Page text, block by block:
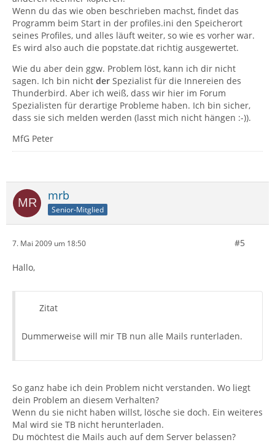
Wenn du das wie oben beschrieben machst, findet das
Programm beim Start in der profiles.ini den Speicherort
seines Profiles, und alles läuft weiter, so wie es vorher war.
Es wird also auch die popstate.dat richtig ausgewertet.
Wie du aber dein ggw. Problem löst, kann ich dir nicht
sagen. Ich bin nicht der Spezialist für die Innereien des
Thunderbird. Aber ich weiß, dass wir hier im Forum
Spezialisten für derartige Probleme haben. Ich bin sicher,
dass sie sich melden werden (lasst mich nicht hängen :-)).
MfG Peter
mrb
Senior-Mitglied
7. Mai 2009 um 18:50 #5
Hallo,
Zitat
Dummerweise will mir TB nun alle Mails runterladen.
So ganz habe ich dein Problem nicht verstanden. Wo liegt
dein Problem an diesem Verhalten?
Wenn du sie nicht haben willst, lösche sie doch. Ein weiteres
Mal wird sie TB nicht herunterladen.
Du möchtest die Mails auch auf dem Server belassen?